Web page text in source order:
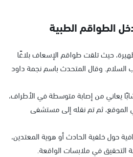
الطواقم الطبية
حيث تلقت طواقم الإسعاف بلاغًا
وقال المتحدث باسم نجمة داود
يعاني من إصابة متوسطة في الأطراف،
الموقع، ثم تم نقله إلى مستشفى
حول خلفية الحادث أو هوية المعتدين،
التحقيق في ملابسات الواقعة.